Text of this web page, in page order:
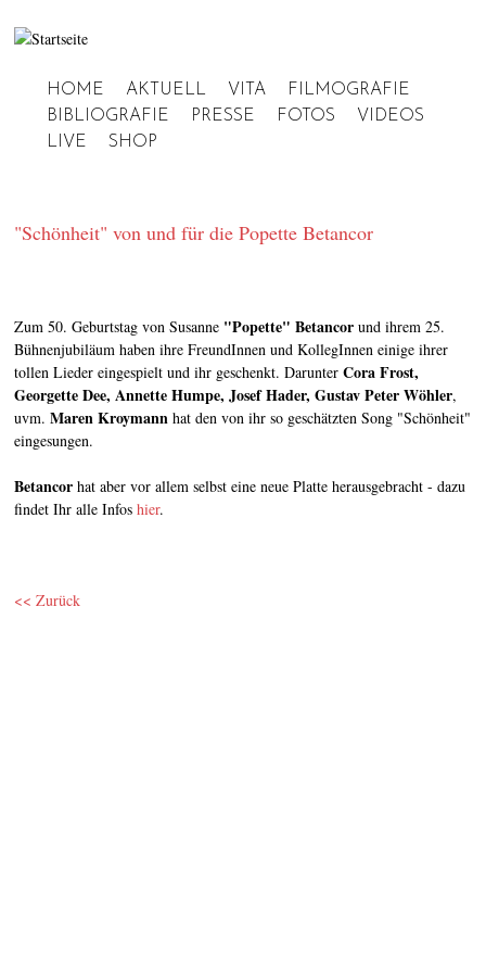
Jump to navigation
Hauptmenü
HOME AKTUELL VITA
FILMOGRAFIE
BIBLIOGRAFIE
PRESSE FOTOS
VIDEOS
LIVE
SHOP
"Schönheit" von und für die Popette Betancor
Zum 50. Geburtstag von Susanne "Popette" Betancor und ihrem 25.
Bühnenjubiläum haben ihre FreundInnen und KollegInnen einige ihrer
tollen Lieder eingespielt und ihr geschenkt. Darunter Cora Frost,
Georgette Dee, Annette Humpe, Josef Hader, Gustav Peter Wöhler,
uvm. Maren Kroymann hat den von ihr so geschätzten Song "Schönheit"
eingesungen.
Betancor hat aber vor allem selbst eine neue Platte herausgebracht - dazu
findet Ihr alle Infos hier.
<< Zurück